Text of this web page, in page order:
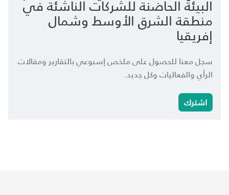
البيئة الحاضنة للشركات الناشئة في
منطقة الشرق الأوسط وشمال
إفريقيا
سجل معنا للحصول على ملخص إسبوعي بالتقارير ومقالات
الرأي والفعاليات وكل جديد.
اشترك